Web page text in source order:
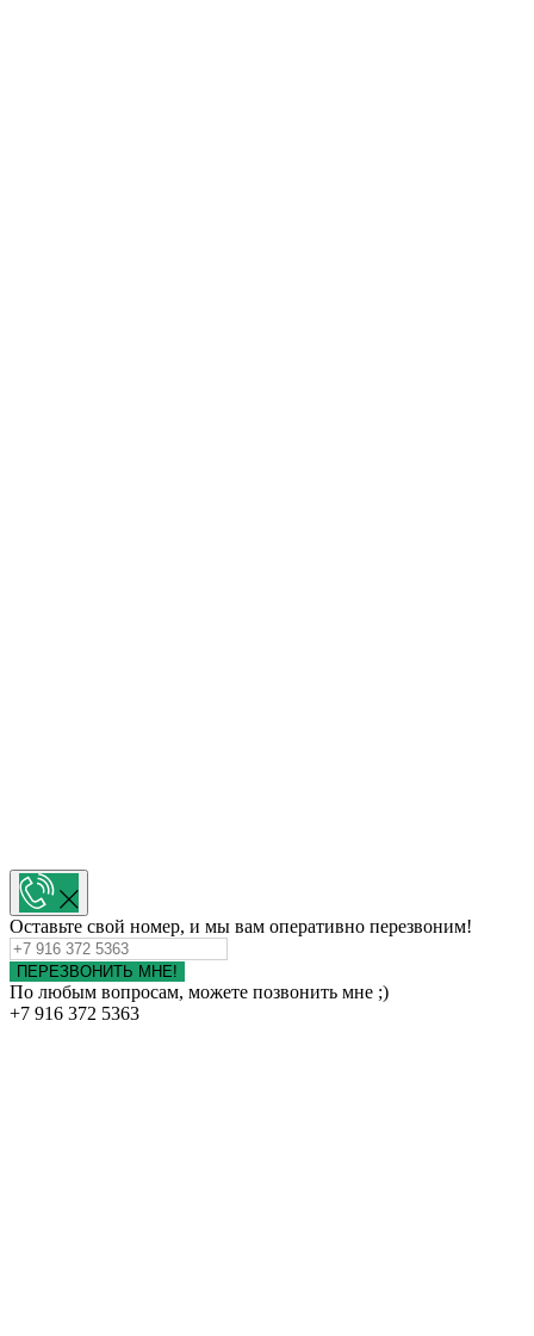
Оставьте свой номер, и мы вам оперативно перезвоним!
ПЕРЕЗВОНИТЬ МНЕ!
По любым вопросам, можете позвонить мне ;)
+7 916 372 5363